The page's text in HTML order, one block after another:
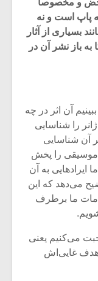
پاپ است و نه
بسیاری از آثار
به باز نشر آن در
آن اثر در چه
را شناسایی
آن شناسایی
را پخش
ایرادهایی به آن
می‌دهد که این
ما برطرف
می‌کنیم یعنی
غایی‌اش